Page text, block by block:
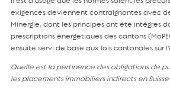
exigences deviennent contraignantes avec
Minergie, dont les principes ont été intégrés
prescriptions énergétiques des cantons
ensuite servi de base aux lois cantonales sur
Quelle est la pertinence des obligations de
les placements immobiliers indirects en Suisse